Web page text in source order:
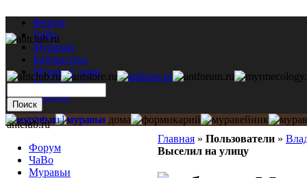
Форум
ЧаВо
Муравьи
Библиотека
Муравьи дома
Мастерская
Каталог
Главная » Пользователи »
Выселил на улицу
antclub.ru
Форум
ЧаВо
Муравьи